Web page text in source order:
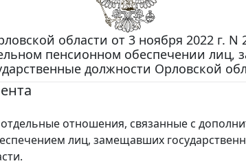
области от 3 ноября 2022 г. N
пенсионном обеспечении лиц,
должности Орловской
отношения, связанные с
лиц, замещавших